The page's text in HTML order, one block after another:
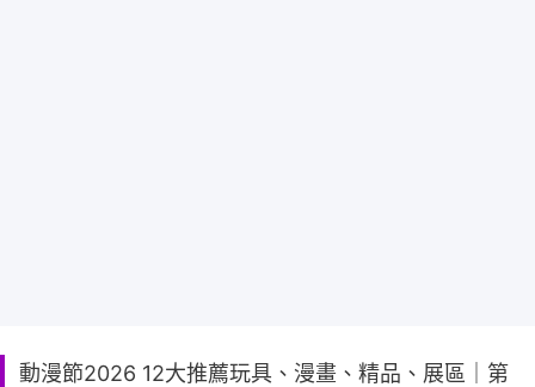
動漫節2026 12大推薦玩具、漫畫、精品、展區｜第